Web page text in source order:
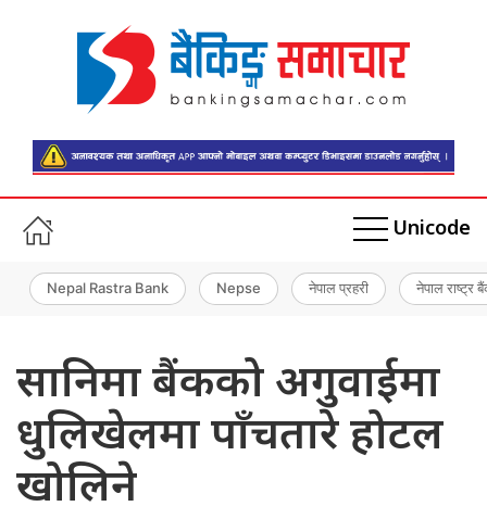
Unicode
Nepal Rastra Bank Nepse नेपाल प्रहरी नेपाल राष्ट्र
सानिमा बैंकको अगुवाईमा
धुलिखेलमा पाँचतारे होटल
खोलिने